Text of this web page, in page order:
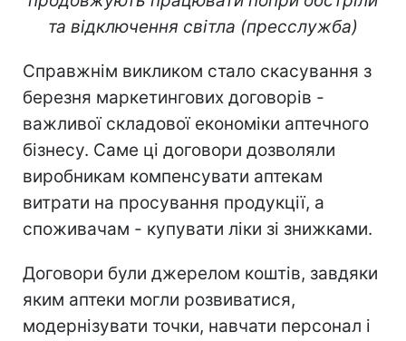
та відключення світла (пресслужба)
Справжнім викликом стало скасування з
березня маркетингових договорів -
важливої складової економіки аптечного
бізнесу. Саме ці договори дозволяли
виробникам компенсувати аптекам
витрати на просування продукції, а
споживачам - купувати ліки зі знижками.
Договори були джерелом коштів, завдяки
яким аптеки могли розвиватися,
модернізувати точки, навчати персонал і